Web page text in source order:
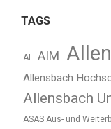
TAGS
AI AIM
Allensbach
Allensbach
ASAS Aus- und